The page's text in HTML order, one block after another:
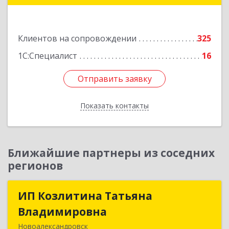
Клиентов на сопровождении
325
1С:Специалист
16
Отправить заявку
Показать контакты
Отправить заявку
Назад
Ближайшие партнеры из соседних
регионов
ИП Козлитина Татьяна
Владимировна
Новоалександровск
ИП Козлитина Татьяна